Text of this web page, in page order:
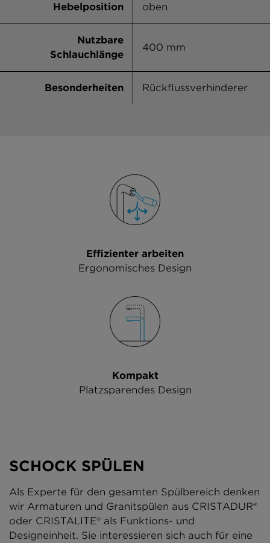
Hebelposition oben
Nutzbare
Schlauchlänge
400 mm
Besonderheiten Rückflussverhinderer
Effizienter arbeiten
Ergonomisches Design
Kompakt
Platzsparendes Design
SCHOCK SPÜLEN
Als Experte für den gesamten Spülbereich denken
wir Armaturen und Granitspülen aus CRISTADUR®
oder CRISTALITE® als Funktions- und
Designeinheit. Sie interessieren sich auch für eine